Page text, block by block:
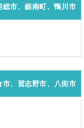
総市、鋸南町、鴨川市
、習志野市、八街市